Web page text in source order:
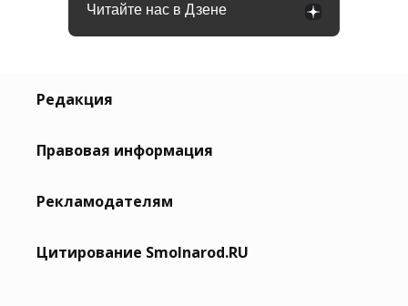
Читайте нас в Дзене
Редакция
Правовая информация
Рекламодателям
Цитирование Smolnarod.RU